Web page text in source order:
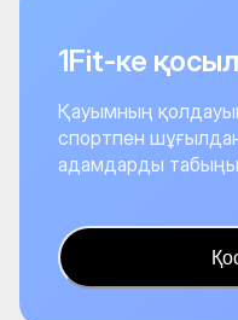
1Fit-ке
Қауымның қолдауын
спортпен
адамдарды